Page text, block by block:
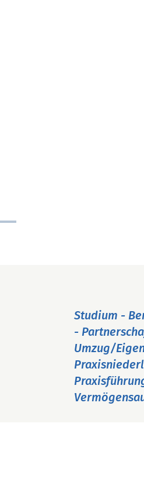
Studium -
-
Umzug/